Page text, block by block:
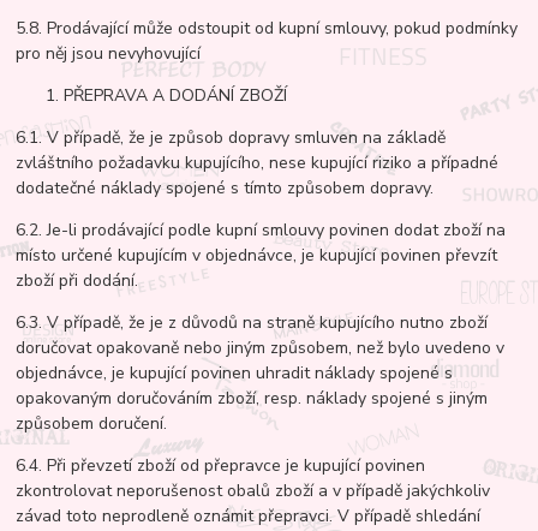
5.8. Prodávající může odstoupit od kupní smlouvy, pokud podmínky
pro něj jsou nevyhovující
PŘEPRAVA A DODÁNÍ ZBOŽÍ
6.1. V případě, že je způsob dopravy smluven na základě
zvláštního požadavku kupujícího, nese kupující riziko a případné
dodatečné náklady spojené s tímto způsobem dopravy.
6.2. Je-li prodávající podle kupní smlouvy povinen dodat zboží na
místo určené kupujícím v objednávce, je kupující povinen převzít
zboží při dodání.
6.3. V případě, že je z důvodů na straně kupujícího nutno zboží
doručovat opakovaně nebo jiným způsobem, než bylo uvedeno v
objednávce, je kupující povinen uhradit náklady spojené s
opakovaným doručováním zboží, resp. náklady spojené s jiným
způsobem doručení.
6.4. Při převzetí zboží od přepravce je kupující povinen
zkontrolovat neporušenost obalů zboží a v případě jakýchkoliv
závad toto neprodleně oznámit přepravci. V případě shledání